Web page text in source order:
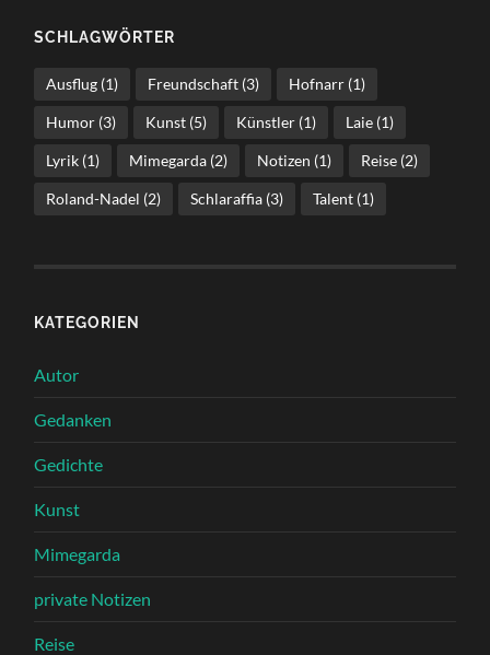
SCHLAGWÖRTER
Ausflug (1) Freundschaft (3) Hofnarr (1)
Humor (3) Kunst (5) Künstler (1) Laie (1)
Lyrik (1) Mimegarda (2) Notizen (1) Reise (2)
Roland-Nadel (2) Schlaraffia (3) Talent (1)
KATEGORIEN
Autor
Gedanken
Gedichte
Kunst
Mimegarda
private Notizen
Reise